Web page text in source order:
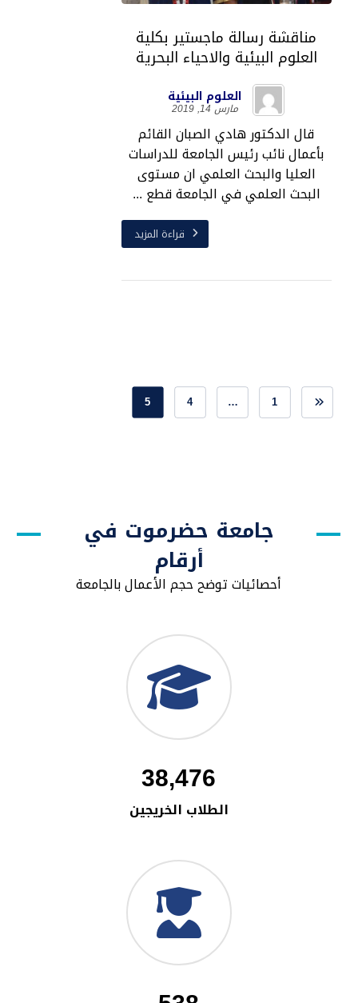
مناقشة رسالة ماجستير بكلية
العلوم البيئية والاحياء البحرية
العلوم البيئية
مارس 14, 2019
قال الدكتور هادي الصبان القائم
بأعمال نائب رئيس الجامعة للدراسات
العليا والبحث العلمي ان مستوى
البحث العلمي في الجامعة قطع ...
قراءة المزيد
1
…
4
5
جامعة حضرموت في
أرقام
أحصائيات توضح حجم الأعمال بالجامعة
38,476
الطلاب الخريجين